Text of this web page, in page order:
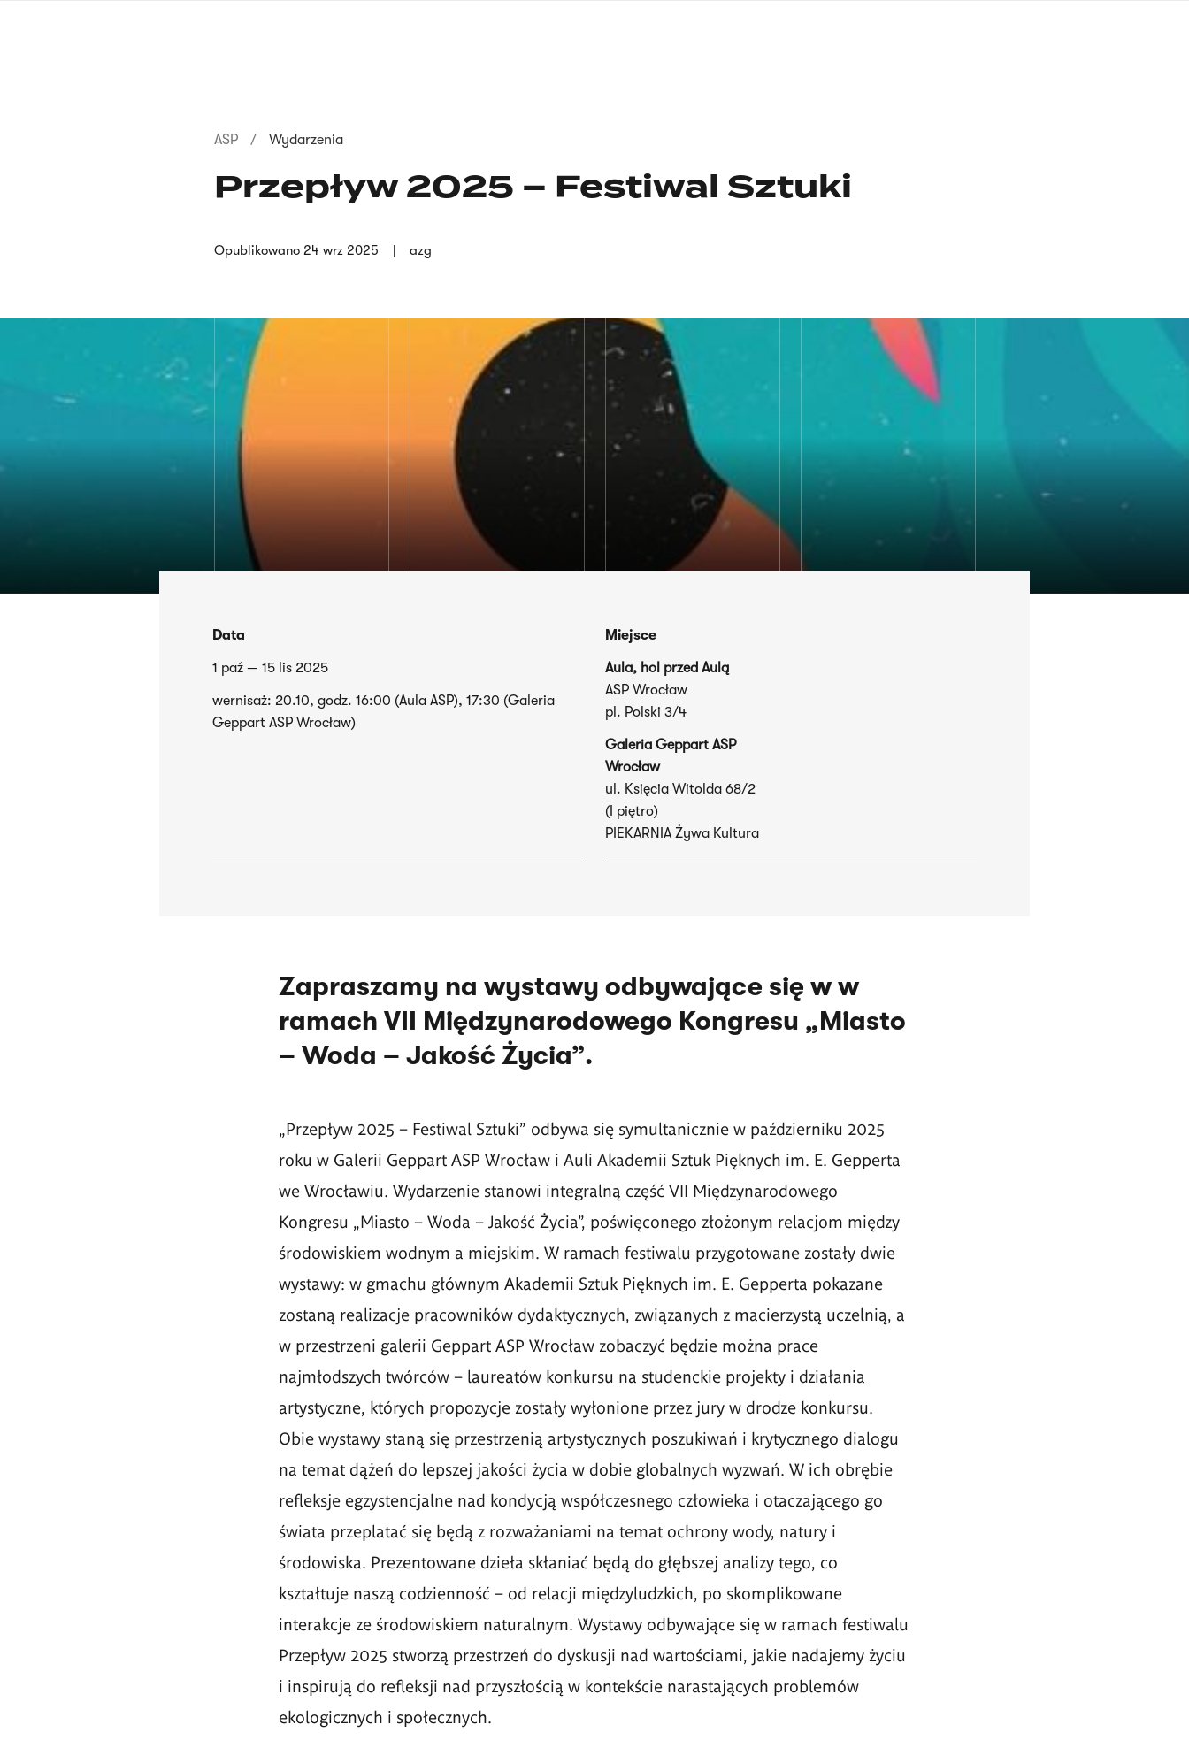
Ścieżka
nawigacyjna
ASP Wydarzenia
Przepływ 2025 – Festiwal Sztuki
Opublikowano 24 wrz 2025 azg
Data
1 paź — 15 lis 2025
wernisaż: 20.10, godz. 16:00 (Aula ASP), 17:30 (Galeria
Geppart ASP Wrocław)
Miejsce
Aula, hol przed Aulą
ASP Wrocław
pl. Polski 3/4
Galeria Geppart ASP
Wrocław
ul. Księcia Witolda 68/2
(I piętro)
PIEKARNIA Żywa Kultura
Zapraszamy na wystawy odbywające się w w
ramach VII Międzynarodowego Kongresu „Miasto
– Woda – Jakość Życia”.
„Przepływ 2025 – Festiwal Sztuki” odbywa się symultanicznie w październiku 2025
roku w Galerii Geppart ASP Wrocław i Auli Akademii Sztuk Pięknych im. E. Gepperta
we Wrocławiu. Wydarzenie stanowi integralną część VII Międzynarodowego
Kongresu „Miasto – Woda – Jakość Życia”, poświęconego złożonym relacjom między
środowiskiem wodnym a miejskim. W ramach festiwalu przygotowane zostały dwie
wystawy: w gmachu głównym Akademii Sztuk Pięknych im. E. Gepperta pokazane
zostaną realizacje pracowników dydaktycznych, związanych z macierzystą uczelnią, a
w przestrzeni galerii Geppart ASP Wrocław zobaczyć będzie można prace
najmłodszych twórców – laureatów konkursu na studenckie projekty i działania
artystyczne, których propozycje zostały wyłonione przez jury w drodze konkursu.
Obie wystawy staną się przestrzenią artystycznych poszukiwań i krytycznego dialogu
na temat dążeń do lepszej jakości życia w dobie globalnych wyzwań. W ich obrębie
refleksje egzystencjalne nad kondycją współczesnego człowieka i otaczającego go
świata przeplatać się będą z rozważaniami na temat ochrony wody, natury i
środowiska. Prezentowane dzieła skłaniać będą do głębszej analizy tego, co
kształtuje naszą codzienność – od relacji międzyludzkich, po skomplikowane
interakcje ze środowiskiem naturalnym. Wystawy odbywające się w ramach festiwalu
Przepływ 2025 stworzą przestrzeń do dyskusji nad wartościami, jakie nadajemy życiu
i inspirują do refleksji nad przyszłością w kontekście narastających problemów
ekologicznych i społecznych.